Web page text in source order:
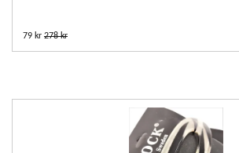
79 kr 278 kr